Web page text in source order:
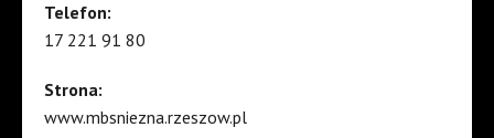
Telefon:
17 221 91 80
Strona:
www.mbsniezna.rzeszow.pl